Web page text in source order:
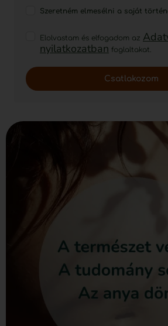
Szeretném elmesélni a saját
Elolvastam és elfogadom az
nyilatkozatban foglaltakat.
Csatlakozom